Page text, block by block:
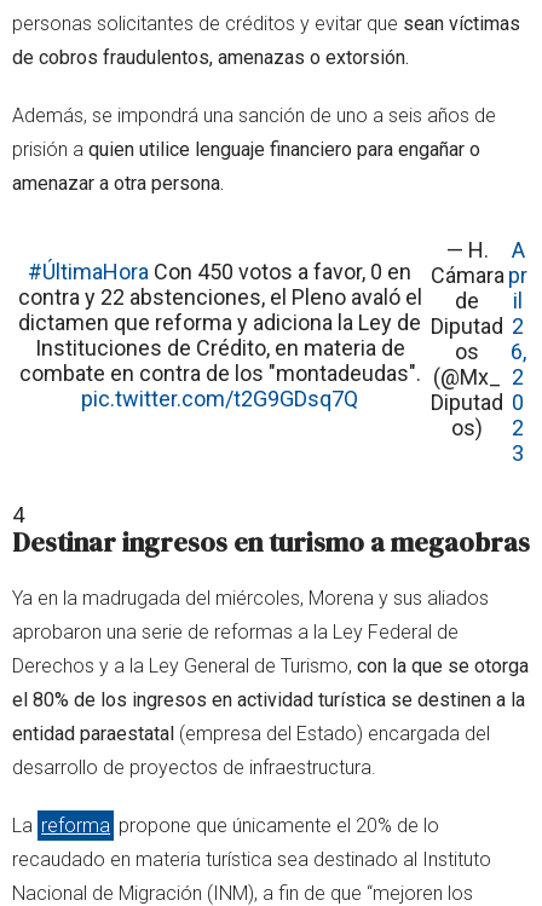
personas solicitantes de créditos y evitar que sean víctimas
de cobros fraudulentos, amenazas o extorsión.
Además, se impondrá una sanción de uno a seis años de
prisión a quien utilice lenguaje financiero para engañar o
amenazar a otra persona.
#ÚltimaHora Con 450 votos a favor, 0 en
contra y 22 abstenciones, el Pleno avaló el
dictamen que reforma y adiciona la Ley de
Instituciones de Crédito, en materia de
combate en contra de los "montadeudas".
pic.twitter.com/t2G9GDsq7Q
— H.
Cámara
de
Diputad
os
(@Mx_
Diputad
os)
A
pr
il
2
6,
2
0
2
3
4
Destinar ingresos en turismo a megaobras
Ya en la madrugada del miércoles, Morena y sus aliados
aprobaron una serie de reformas a la Ley Federal de
Derechos y a la Ley General de Turismo, con la que se otorga
el 80% de los ingresos en actividad turística se destinen a la
entidad paraestatal (empresa del Estado) encargada del
desarrollo de proyectos de infraestructura.
La reforma propone que únicamente el 20% de lo
recaudado en materia turística sea destinado al Instituto
Nacional de Migración (INM), a fin de que “mejoren los